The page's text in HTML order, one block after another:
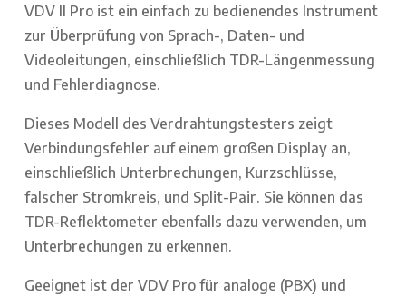
VDV II Pro ist ein einfach zu bedienendes Instrument
zur Überprüfung von Sprach-, Daten- und
Videoleitungen, einschließlich TDR-Längenmessung
und Fehlerdiagnose.
Dieses Modell des Verdrahtungstesters zeigt
Verbindungsfehler auf einem großen Display an,
einschließlich Unterbrechungen, Kurzschlüsse,
falscher Stromkreis, und Split-Pair. Sie können das
TDR-Reflektometer ebenfalls dazu verwenden, um
Unterbrechungen zu erkennen.
Geeignet ist der VDV Pro für analoge (PBX) und